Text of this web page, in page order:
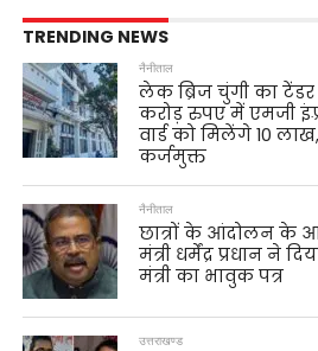
TRENDING NEWS
नैनीताल
लेक ब्रिज चुंगी का
करोड़ रुपए में एमजी
वार्ड को मिलेंगे 10
कर्जमुक्त
नैनीताल
छात्रों के आंदोलन के
मंत्री धर्मेंद्र प्रधान ने
मंत्री का भावुक पत्र
उत्तराखण्ड